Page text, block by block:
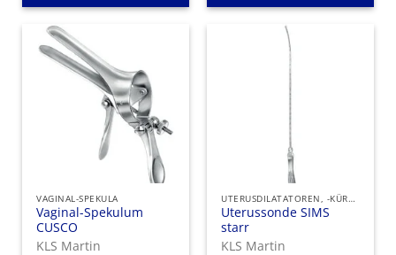
VAGINAL-SPEKULA
Vaginal-Spekulum
CUSCO
KLS Martin
UTERUSDILATATOREN, -KÜRETTEN UND UTERUSSONDEN
Uterussonde SIMS
starr
KLS Martin